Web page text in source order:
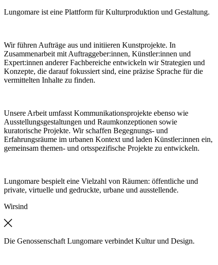
Lungomare ist eine Plattform für Kulturproduktion und Gestaltung.
Wir führen Aufträge aus und initiieren Kunstprojekte. In
Zusammenarbeit mit Auftraggeber:innen, Künstler:innen und
Expert:innen anderer Fachbereiche entwickeln wir Strategien und
Konzepte, die darauf fokussiert sind, eine präzise Sprache für die
vermittelten Inhalte zu finden.
Unsere Arbeit umfasst Kommunikationsprojekte ebenso wie
Ausstellungsgestaltungen und Raumkonzeptionen sowie
kuratorische Projekte. Wir schaffen Begegnungs- und
Erfahrungsräume im urbanen Kontext und laden Künstler:innen ein,
gemeinsam themen- und ortsspezifische Projekte zu entwickeln.
Lungomare bespielt eine Vielzahl von Räumen: öffentliche und
private, virtuelle und gedruckte, urbane und ausstellende.
Wirsind
Die Genossenschaft Lungomare verbindet Kultur und Design.